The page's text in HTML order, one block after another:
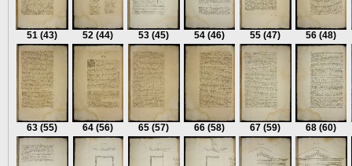
51 (43) 52 (44) 53 (45) 54 (46) 55 (47) 56 (48)
63 (55) 64 (56) 65 (57) 66 (58) 67 (59) 68 (60)